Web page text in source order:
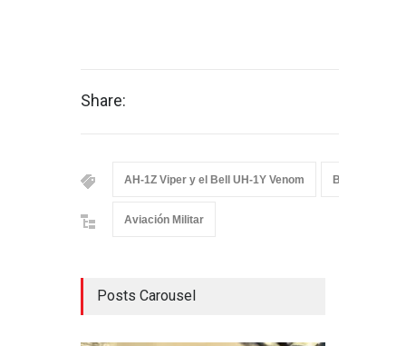
Share:
AH-1Z Viper y el Bell UH-1Y Venom Bell
Aviación Militar
Posts Carousel